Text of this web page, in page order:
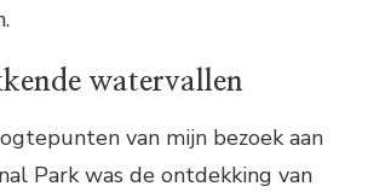
watervallen
van mijn bezoek aan
Park was de ontdekking van